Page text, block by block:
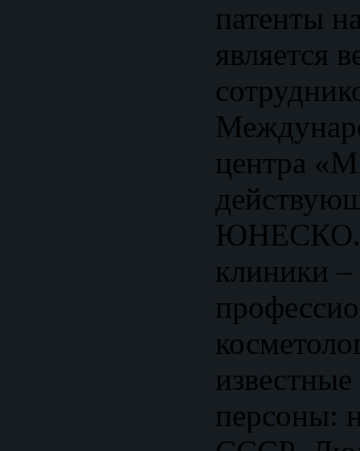
патенты
является
центра
ЮНЕСКО.
клиники –
персоны: